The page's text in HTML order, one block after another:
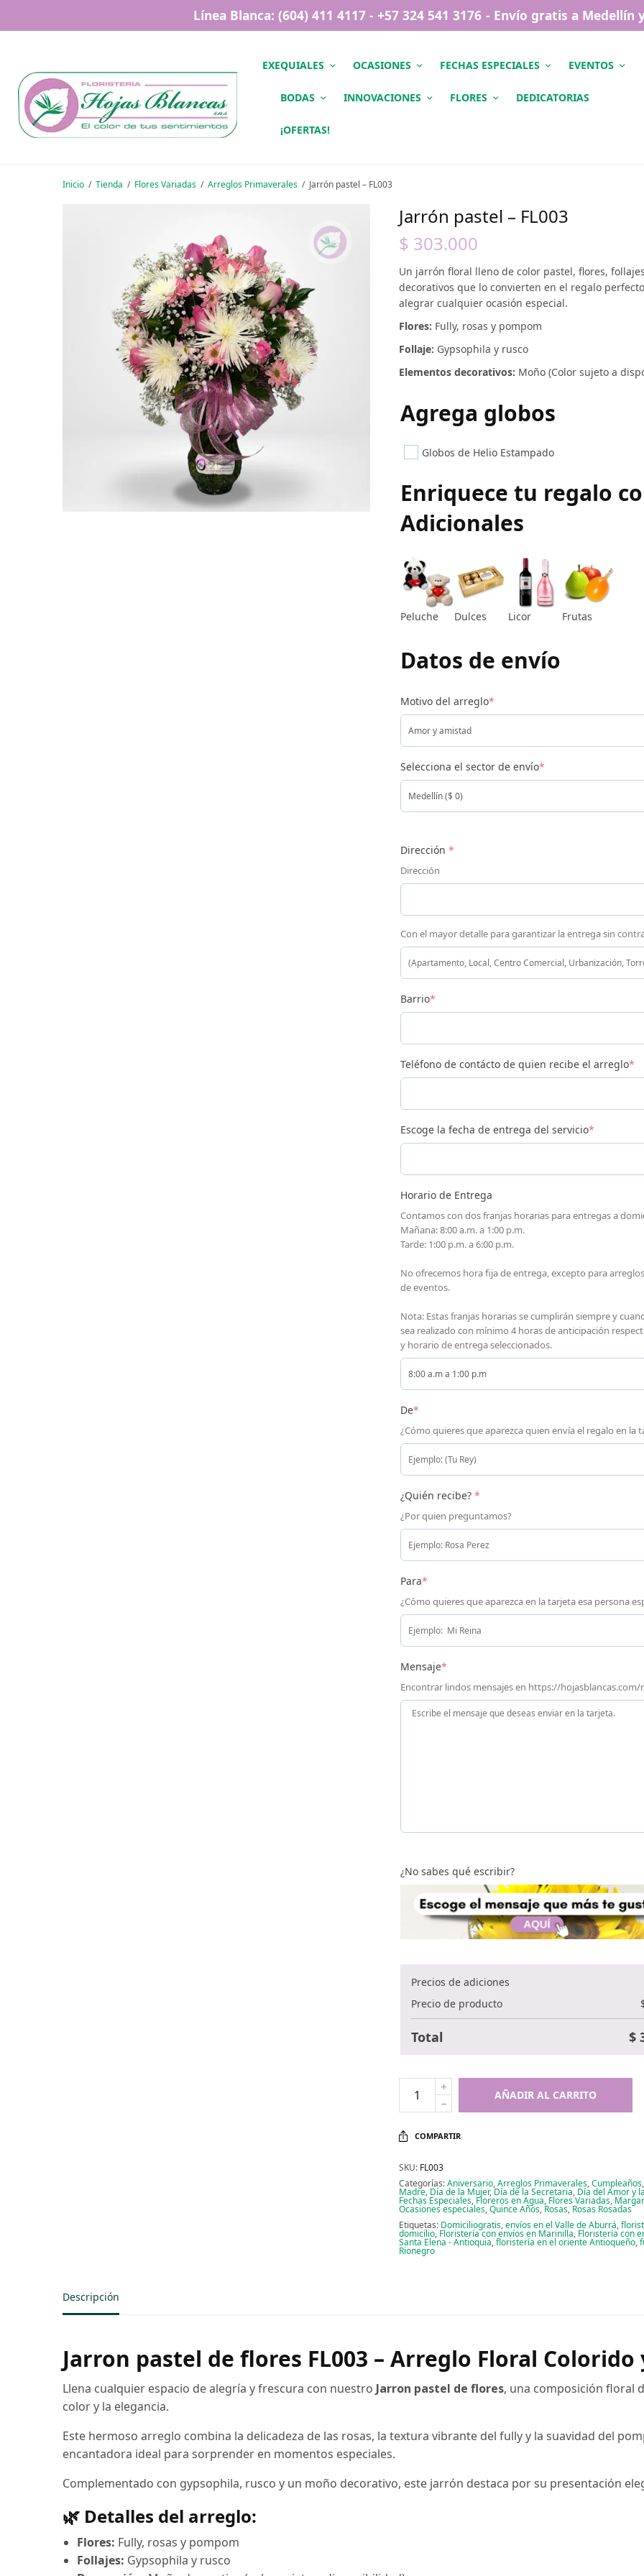
Línea Blanca: (604) 411 4117 - +57 324 541 3176 - Envío gratis a
EXEQUIALES OCASIONES FECHAS ESPECIALES EVENTOS
BODAS INNOVACIONES FLORES DEDICATORIAS
¡OFERTAS!
Inicio / Tienda / Flores Variadas / Arreglos Primaverales / Jarrón pastel – FL003
Jarrón pastel – FL003
$ 303.000
Un jarrón floral lleno de color pastel, flores,
decorativos que lo convierten en el regalo
alegrar cualquier ocasión especial.
Flores: Fully, rosas y pompom
Follaje: Gypsophila y rusco
Elementos decorativos: Moño (Color sujeto a
Agrega globos
Globos de Helio Estampado
Enriquece tu regalo
Adicionales
Peluche Dulces Licor Frutas
Datos de envío
Motivo del arreglo*
Selecciona el sector de envío*
Dirección *
Dirección
Con el mayor detalle para garantizar la entrega sin
Barrio*
Teléfono de contácto de quien recibe el arreglo*
Escoge la fecha de entrega del servicio*
Horario de Entrega
Contamos con dos franjas horarias para entregas a
Mañana: 8:00 a.m. a 1:00 p.m.
Tarde: 1:00 p.m. a 6:00 p.m.
No ofrecemos hora fija de entrega, excepto para
de eventos.
Nota: Estas franjas horarias se cumplirán siempre y
sea realizado con mínimo 4 horas de anticipación
y horario de entrega seleccionados.
De*
¿Cómo quieres que aparezca quien envía el regalo en la
¿Quién recibe? *
¿Por quien preguntamos?
Para*
¿Cómo quieres que aparezca en la tarjeta esa persona
Mensaje*
Encontrar lindos mensajes en https://hojasblancas.com/
¿No sabes qué escribir?
Precios de adiciones
Precio de producto
Total $
AÑADIR AL CARRITO
COMPARTIR
SKU: FL003
Categorías:Aniversario,Arreglos Primaverales,Cumpleaños,
Madre, Día de la Mujer, Día de la Secretaria, Día del Amor y
Fechas Especiales, Floreros en Agua, Flores Variadas,
Ocasiones especiales,Quince Años, Rosas, Rosas Rosadas
Etiquetas: Domiciliogratis,envíos en el Valle de Aburrá,
domicilio, Floristería con envíos en Marinilla, Floristería con
Santa Elena - Antioquia,floristería en el oriente Antioqueño,
Rionegro
Descripción
Jarron pastel de flores FL003 – Arreglo Floral Colorido
Llena cualquier espacio de alegría y frescura con nuestroJarron pastel de flores, una composición floral
color y la elegancia.
Este hermoso arreglo combina la delicadeza de las rosas, la textura vibrante del fully y la suavidad del
encantadora ideal para sorprender en momentos especiales.
Complementado con gypsophila, rusco y un moño decorativo, este jarrón destaca por su presentación
🌿 Detalles del arreglo:
Flores: Fully, rosas y pompom
Follajes: Gypsophila y rusco